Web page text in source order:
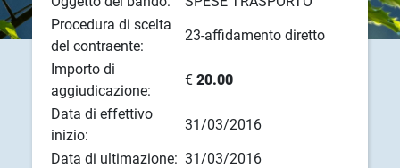
Procedura di scelta
del contraente:
23-affidamento diretto
Importo di
aggiudicazione:
€ 20.00
Data di effettivo
inizio:
31/03/2016
Data di ultimazione: 31/03/2016